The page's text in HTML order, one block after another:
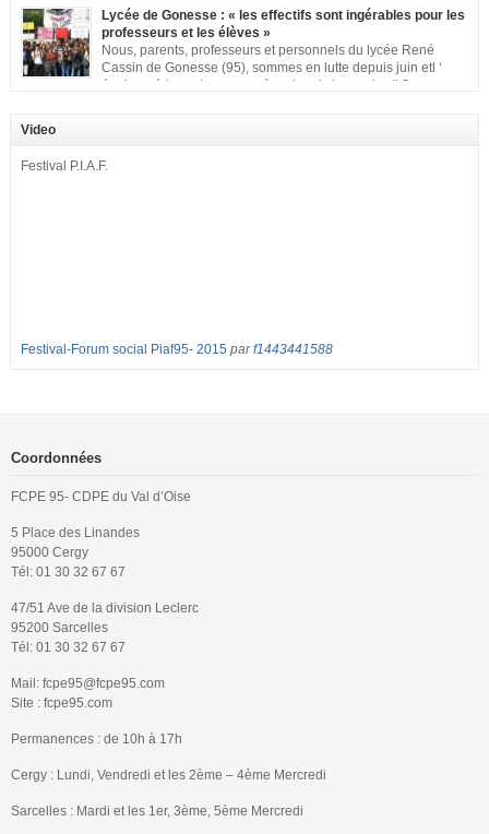
classe aux Longues Rayes ». Non à la dégradation continue des conditions
d’accueil et d’apprentissage de nos enfants à l’école primaire. Chaque
enfant a droit à […]
Lycée de Gonesse : « les effectifs sont ingérables pour les
professeurs et les élèves »
Nous, parents, professeurs et personnels du lycée René
Cassin de Gonesse (95), sommes en lutte depuis juin etl ‘
équipe pédagogique en grève depuis le vendredi 2
nombreuses classes de première et […]
Video
Festival P.I.A.F.
Festival-Forum social Piaf95- 2015 parf1443441588
Coordonnées
FCPE 95- CDPE du Val d’Oise
5 Place des Linandes
95000 Cergy
Tél: 01 30 32 67 67
47/51 Ave de la division Leclerc
95200 Sarcelles
Tél: 01 30 32 67 67
Mail: fcpe95@fcpe95.com
Site : fcpe95.com
Permanences : de 10h à 17h
Cergy : Lundi, Vendredi et les 2ème – 4ème Mercredi
Sarcelles : Mardi et les 1er, 3ème, 5ème Mercredi